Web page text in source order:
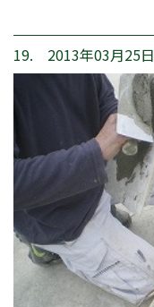
19. 2013年03月25日